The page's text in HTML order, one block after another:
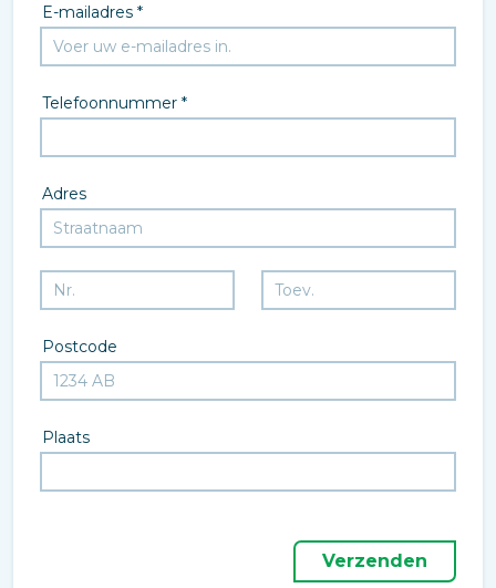
E-mailadres *
Telefoonnummer *
Adres
Postcode
Plaats
Verzenden